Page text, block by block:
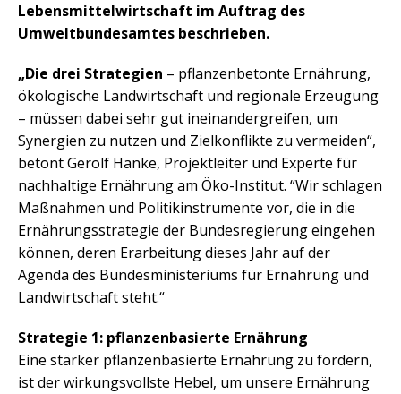
Lebensmittelwirtschaft im Auftrag des
Umweltbundesamtes beschrieben.
„Die drei Strategien – pflanzenbetonte Ernährung,
ökologische Landwirtschaft und regionale Erzeugung
– müssen dabei sehr gut ineinandergreifen, um
Synergien zu nutzen und Zielkonflikte zu vermeiden“,
betont Gerolf Hanke, Projektleiter und Experte für
nachhaltige Ernährung am Öko-Institut. “Wir schlagen
Maßnahmen und Politikinstrumente vor, die in die
Ernährungsstrategie der Bundesregierung eingehen
können, deren Erarbeitung dieses Jahr auf der
Agenda des Bundesministeriums für Ernährung und
Landwirtschaft steht.“
Strategie 1: pflanzenbasierte Ernährung
Eine stärker pflanzenbasierte Ernährung zu fördern,
ist der wirkungsvollste Hebel, um unsere Ernährung